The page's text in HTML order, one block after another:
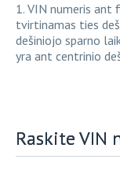
1. VIN numeris
tvirtinamas ties
dešiniojo sparno
yra ant centrinio
Raskite VIN